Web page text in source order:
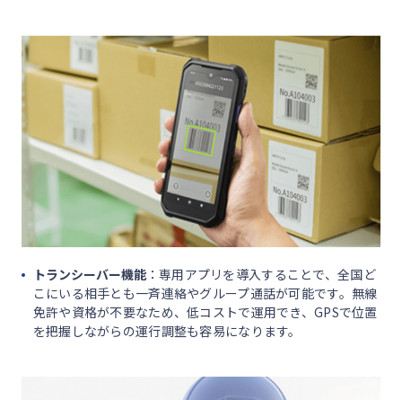
トランシーバー機能：専用アプリを導入することで、全国ど
こにいる相手とも一斉連絡やグループ通話が可能です。無線
免許や資格が不要なため、低コストで運用でき、GPSで位置
を把握しながらの運行調整も容易になります。